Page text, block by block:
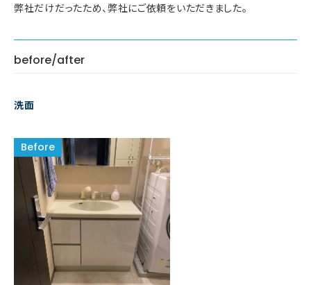
弊社だけだったため、弊社にご依頼をいただきました。
before/after
洗面